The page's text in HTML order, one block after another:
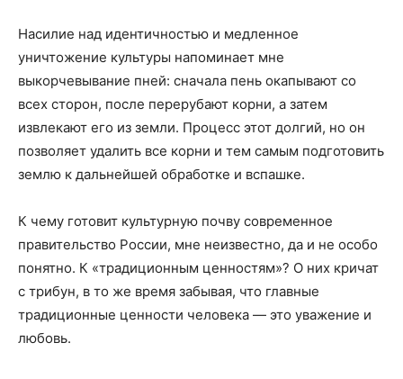
Насилие над идентичностью и медленное
уничтожение культуры напоминает мне
выкорчевывание пней: сначала пень окапывают со
всех сторон, после перерубают корни, а затем
извлекают его из земли. Процесс этот долгий, но он
позволяет удалить все корни и тем самым подготовить
землю к дальнейшей обработке и вспашке.
К чему готовит культурную почву современное
правительство России, мне неизвестно, да и не особо
понятно. К «традиционным ценностям»? О них кричат
с трибун, в то же время забывая, что главные
традиционные ценности человека — это уважение и
любовь.